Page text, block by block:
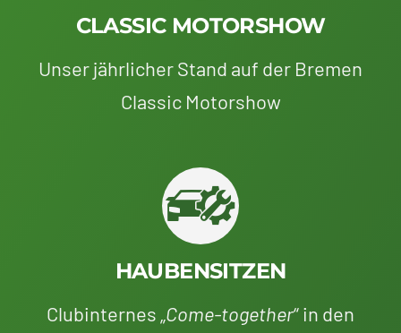
CLASSIC MOTORSHOW
Unser jährlicher Stand auf der Bremen
Classic Motorshow
HAUBENSITZEN
Clubinternes „ Come-together“ in den